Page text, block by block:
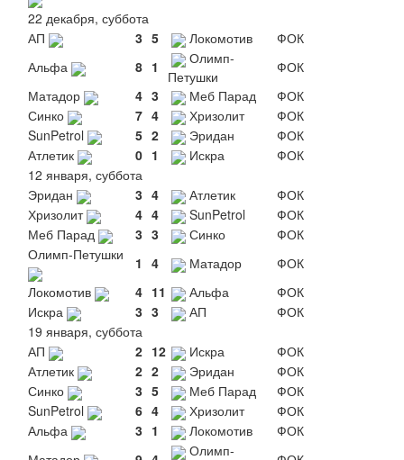
22 декабря, суббота
АП
3 5 Локомотив
ФОК
Альфа
8 1
Олимп-
Петушки
ФОК
Матадор
4 3 Меб Парад
ФОК
Синко
7 4 Хризолит
ФОК
SunPetrol
5 2 Эридан
ФОК
Атлетик
0 1 Искра
ФОК
12 января, суббота
Эридан
3 4 Атлетик
ФОК
Хризолит
4 4 SunPetrol
ФОК
Меб Парад
3 3 Синко
ФОК
Олимп-Петушки
1 4 Матадор
ФОК
Локомотив
4 11 Альфа
ФОК
Искра
3 3 АП
ФОК
19 января, суббота
АП
2 12 Искра
ФОК
Атлетик
2 2 Эридан
ФОК
Синко
3 5 Меб Парад
ФОК
SunPetrol
6 4 Хризолит
ФОК
Альфа
3 1 Локомотив
ФОК
Олимп-